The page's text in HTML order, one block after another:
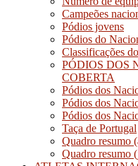
Campeões
Pódios jovens
Pódios do
Classificações
PÓDIOS DOS
COBERTA
Pódios dos
Pódios dos
Pódios dos
Taça de Portugal
Quadro resumo
Quadro resumo